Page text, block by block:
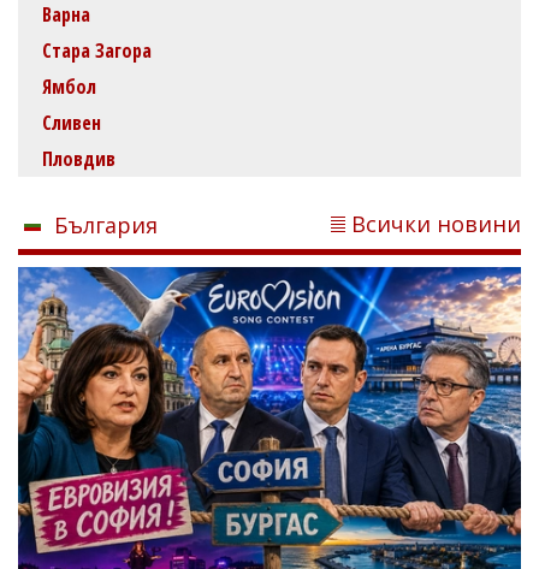
Варна
Стара Загора
Ямбол
Сливен
Пловдив
България Всички новини